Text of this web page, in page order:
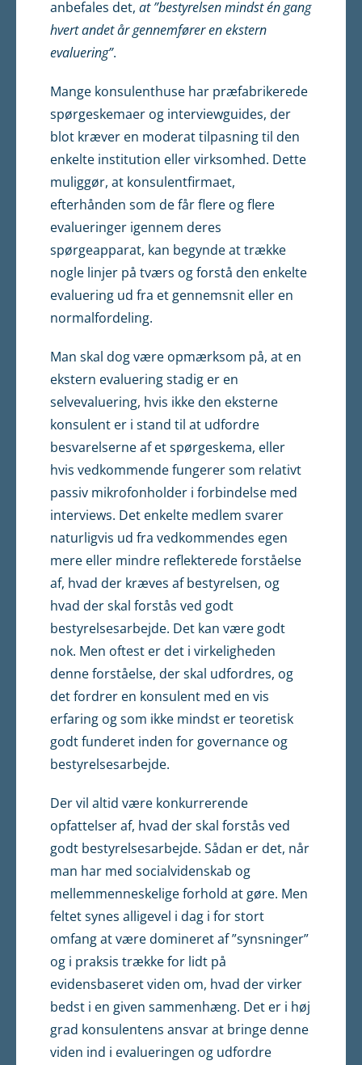
anbefales det,at ”bestyrelsen mindst én gang
hvert andet år gennemfører en ekstern
evaluering”.
Mange konsulenthuse har præfabrikerede
spørgeskemaer og interviewguides, der
blot kræver en moderat tilpasning til den
enkelte institution eller virksomhed. Dette
muliggør, at konsulentfirmaet,
efterhånden som de får flere og flere
evalueringer igennem deres
spørgeapparat, kan begynde at trække
nogle linjer på tværs og forstå den enkelte
evaluering ud fra et gennemsnit eller en
normalfordeling.
Man skal dog være opmærksom på, at en
ekstern evaluering stadig er en
selvevaluering, hvis ikke den eksterne
konsulent er i stand til at udfordre
besvarelserne af et spørgeskema, eller
hvis vedkommende fungerer som relativt
passiv mikrofonholder i forbindelse med
interviews. Det enkelte medlem svarer
naturligvis ud fra vedkommendes egen
mere eller mindre reflekterede forståelse
af, hvad der kræves af bestyrelsen, og
hvad der skal forstås ved godt
bestyrelsesarbejde. Det kan være godt
nok. Men oftest er det i virkeligheden
denne forståelse, der skal udfordres, og
det fordrer en konsulent med en vis
erfaring og som ikke mindst er teoretisk
godt funderet inden for governance og
bestyrelsesarbejde.
Der vil altid være konkurrerende
opfattelser af, hvad der skal forstås ved
godt bestyrelsesarbejde. Sådan er det, når
man har med socialvidenskab og
mellemmenneskelige forhold at gøre. Men
feltet synes alligevel i dag i for stort
omfang at være domineret af ”synsninger”
og i praksis trække for lidt på
evidensbaseret viden om, hvad der virker
bedst i en given sammenhæng. Det er i høj
grad konsulentens ansvar at bringe denne
viden ind i evalueringen og udfordre